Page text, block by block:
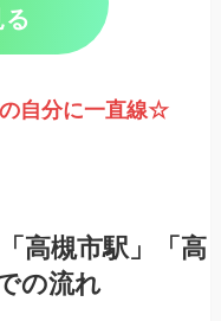
自分に一直線☆
高槻市駅」「高
の流れ